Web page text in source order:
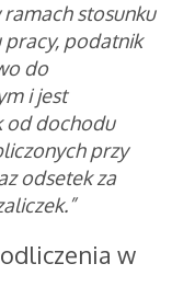
stosunku
pracy, podatnik
do
i jest
od dochodu
przy
odsetek za
w